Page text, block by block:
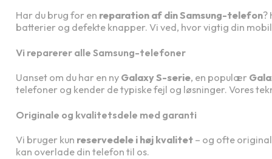
Har du brug for en reparation af din Samsung-telefon?
batterier og defekte knapper. Vi ved, hvor vigtig din
Vi reparerer alle Samsung-telefoner
Uanset om du har en ny Galaxy S-serie, en populær
telefoner og kender de typiske fejl og løsninger. Vores
Originale og kvalitetsdele med garanti
Vi bruger kun reservedele i høj kvalitet– og ofte
kan overlade din telefon til os.